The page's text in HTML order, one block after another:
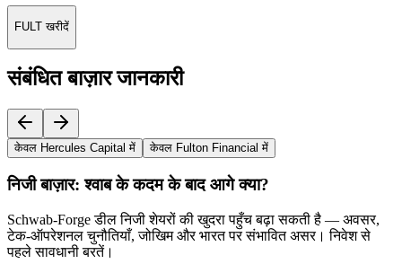
FULT खरीदें
संबंधित बाज़ार जानकारी
केवल Hercules Capital में केवल Fulton Financial में
निजी बाज़ार: श्वाब के कदम के बाद आगे क्या?
Schwab‑Forge डील निजी शेयरों की खुदरा पहुँच बढ़ा सकती है — अवसर,
टेक‑ऑपरेशनल चुनौतियाँ, जोखिम और भारत पर संभावित असर। निवेश से
पहले सावधानी बरतें।